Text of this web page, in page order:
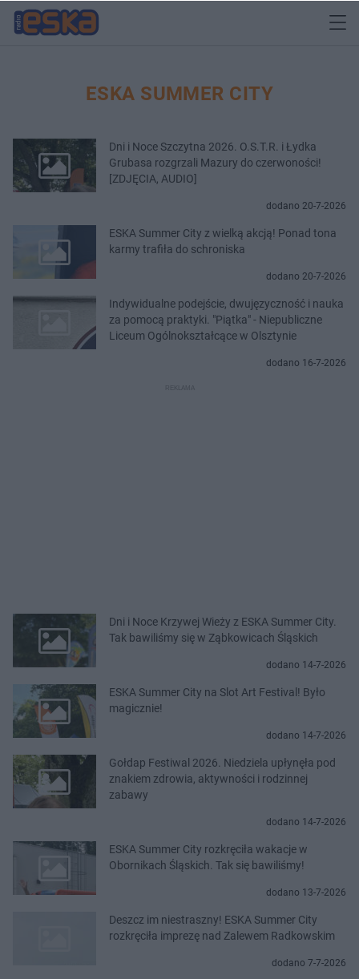
ESKA SUMMER CITY
Dni i Noce Szczytna 2026. O.S.T.R. i Łydka
Grubasa rozgrzali Mazury do czerwoności!
[ZDJĘCIA, AUDIO]
dodano 20-7-2026
ESKA Summer City z wielką akcją! Ponad tona
karmy trafiła do schroniska
dodano 20-7-2026
Indywidualne podejście, dwujęzyczność i nauka
za pomocą praktyki. "Piątka" - Niepubliczne
Liceum Ogólnokształcące w Olsztynie
dodano 16-7-2026
Dni i Noce Krzywej Wieży z ESKA Summer City.
Tak bawiliśmy się w Ząbkowicach Śląskich
dodano 14-7-2026
ESKA Summer City na Slot Art Festival! Było
magicznie!
dodano 14-7-2026
Gołdap Festiwal 2026. Niedziela upłynęła pod
znakiem zdrowia, aktywności i rodzinnej
zabawy
dodano 14-7-2026
ESKA Summer City rozkręciła wakacje w
Obornikach Śląskich. Tak się bawiliśmy!
dodano 13-7-2026
Deszcz im niestraszny! ESKA Summer City
rozkręciła imprezę nad Zalewem Radkowskim
dodano 7-7-2026